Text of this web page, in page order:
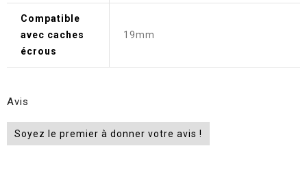
Compatible
avec caches
écrous
19mm
Avis
Soyez le premier à donner votre avis !